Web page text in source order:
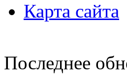
Карта сайта
Последнее